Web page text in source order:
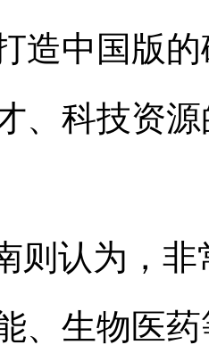
造中国版
、科技资
认为，非
、生物医